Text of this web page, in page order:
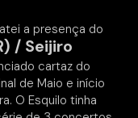
a presença do
/ Seijiro
cartaz do
de Maio e início
O Esquilo tinha